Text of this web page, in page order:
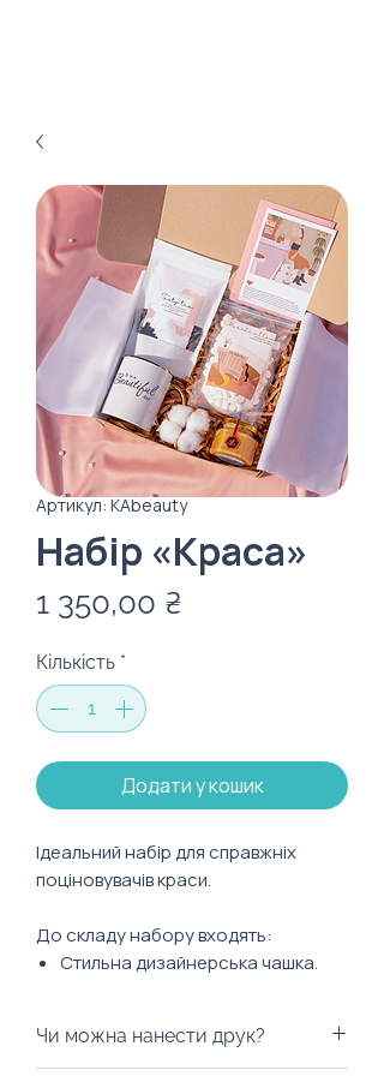
Артикул: KAbeauty
Набір «Краса»
1 350,00 ₴
Кількість *
Додати у кошик
Ідеальний набір для справжніх
поціновувачів краси.
До складу набору входять:
Стильна дизайнерська чашка.
Крем-мед.
Чи можна нанести друк?